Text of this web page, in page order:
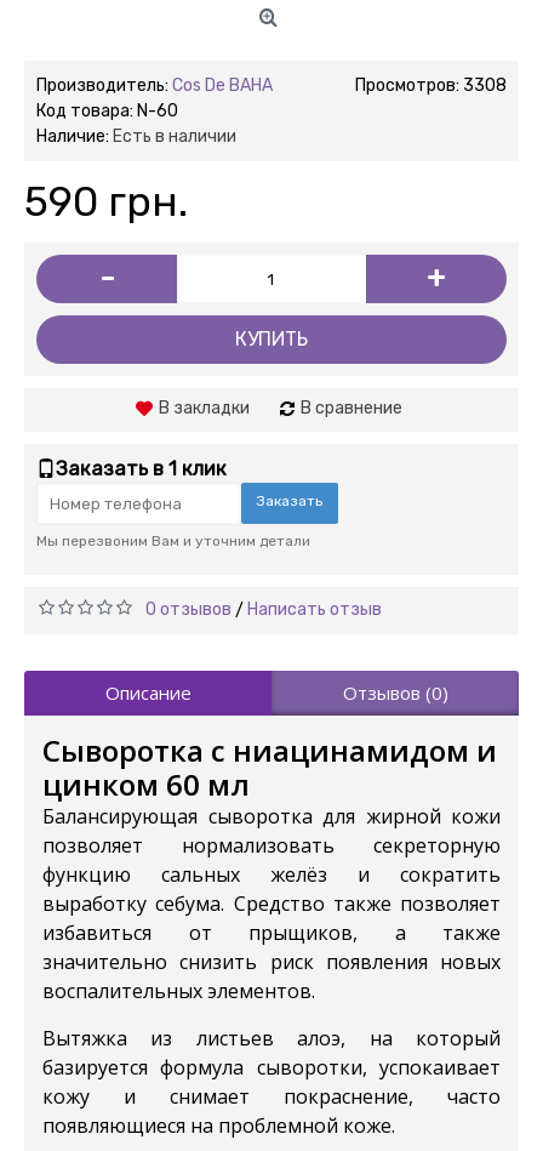
Просмотров: 3308
Производитель: Cos De BAHA
Код товара: N-60
Наличие: Есть в наличии
590 грн.
- +
КУПИТЬ
В закладки В сравнение
Заказать в 1 клик
Заказать
Мы перезвоним Вам и уточним детали
0 отзывов / Написать отзыв
Описание Отзывов (0)
Сыворотка с ниацинамидом и
цинком 60 мл
Балансирующая сыворотка для жирной кожи
позволяет нормализовать секреторную
функцию сальных желёз и сократить
выработку себума. Средство также позволяет
избавиться от прыщиков, а также
значительно снизить риск появления новых
воспалительных элементов.
Вытяжка из листьевалоэ, на который
базируется формула сыворотки, успокаивает
кожу и снимает покраснение, часто
появляющиеся на проблемной коже.